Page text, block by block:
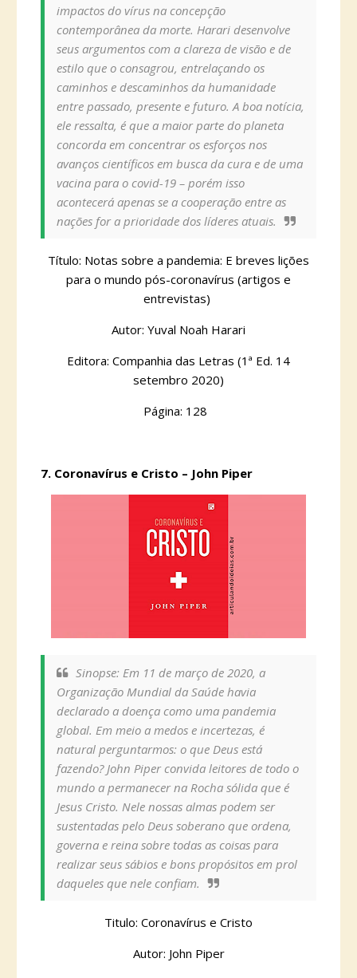
impactos do vírus na concepção
contemporânea da morte. Harari desenvolve
seus argumentos com a clareza de visão e de
estilo que o consagrou, entrelaçando os
caminhos e descaminhos da humanidade
entre passado, presente e futuro. A boa notícia,
ele ressalta, é que a maior parte do planeta
concorda em concentrar os esforços nos
avanços científicos em busca da cura e de uma
vacina para o covid-19 – porém isso
acontecerá apenas se a cooperação entre as
nações for a prioridade dos líderes atuais.
Título: Notas sobre a pandemia: E breves lições
para o mundo pós-coronavírus (artigos e
entrevistas)
Autor: Yuval Noah Harari
Editora: Companhia das Letras (1ª Ed. 14
setembro 2020)
Página: 128
7. Coronavírus e Cristo – John Piper
Sinopse: Em 11 de março de 2020, a
Organização Mundial da Saúde havia
declarado a doença como uma pandemia
global. Em meio a medos e incertezas, é
natural perguntarmos: o que Deus está
fazendo? John Piper convida leitores de todo o
mundo a permanecer na Rocha sólida que é
Jesus Cristo. Nele nossas almas podem ser
sustentadas pelo Deus soberano que ordena,
governa e reina sobre todas as coisas para
realizar seus sábios e bons propósitos em prol
daqueles que nele confiam.
Titulo: Coronavírus e Cristo
Autor: John Piper